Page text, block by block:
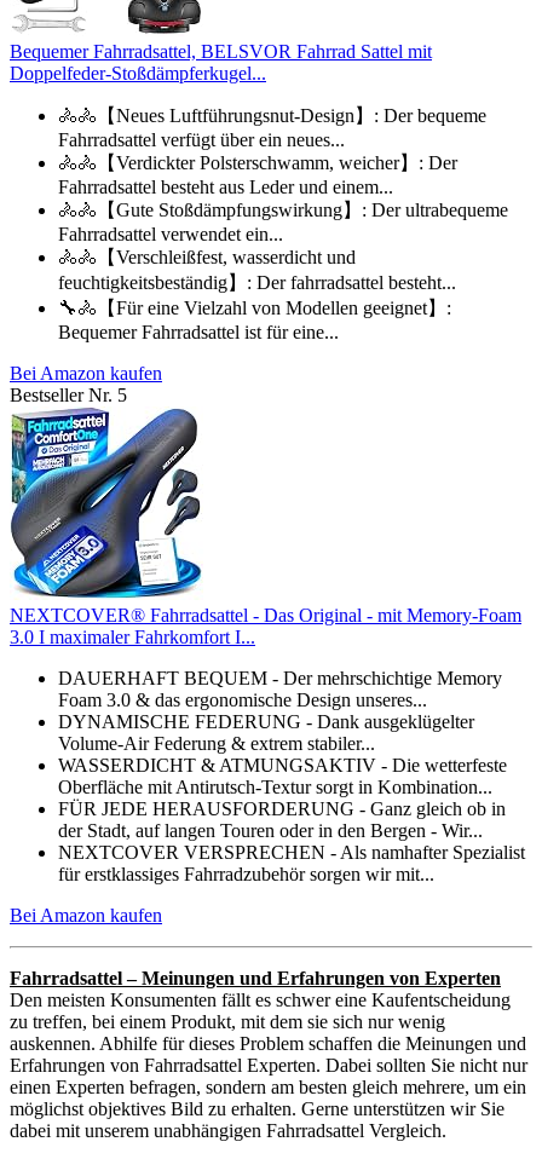
Bequemer Fahrradsattel, BELSVOR Fahrrad Sattel mit
Doppelfeder-Stoßdämpferkugel...
🚴🚴【Neues Luftführungsnut-Design】: Der bequeme
Fahrradsattel verfügt über ein neues...
🚴🚴【Verdickter Polsterschwamm, weicher】: Der
Fahrradsattel besteht aus Leder und einem...
🚴🚴【Gute Stoßdämpfungswirkung】: Der ultrabequeme
Fahrradsattel verwendet ein...
🚴🚴【Verschleißfest, wasserdicht und
feuchtigkeitsbeständig】: Der fahrradsattel besteht...
🔧🚴【Für eine Vielzahl von Modellen geeignet】:
Bequemer Fahrradsattel ist für eine...
Bei Amazon kaufen
Bestseller Nr. 5
NEXTCOVER® Fahrradsattel - Das Original - mit Memory-Foam
3.0 I maximaler Fahrkomfort I...
DAUERHAFT BEQUEM - Der mehrschichtige Memory
Foam 3.0 & das ergonomische Design unseres...
DYNAMISCHE FEDERUNG - Dank ausgeklügelter
Volume-Air Federung & extrem stabiler...
WASSERDICHT & ATMUNGSAKTIV - Die wetterfeste
Oberfläche mit Antirutsch-Textur sorgt in Kombination...
FÜR JEDE HERAUSFORDERUNG - Ganz gleich ob in
der Stadt, auf langen Touren oder in den Bergen - Wir...
NEXTCOVER VERSPRECHEN - Als namhafter Spezialist
für erstklassiges Fahrradzubehör sorgen wir mit...
Bei Amazon kaufen
Fahrradsattel – Meinungen und Erfahrungen von Experten
Den meisten Konsumenten fällt es schwer eine Kaufentscheidung
zu treffen, bei einem Produkt, mit dem sie sich nur wenig
auskennen. Abhilfe für dieses Problem schaffen die Meinungen und
Erfahrungen von Fahrradsattel Experten. Dabei sollten Sie nicht nur
einen Experten befragen, sondern am besten gleich mehrere, um ein
möglichst objektives Bild zu erhalten. Gerne unterstützen wir Sie
dabei mit unserem unabhängigen Fahrradsattel Vergleich.